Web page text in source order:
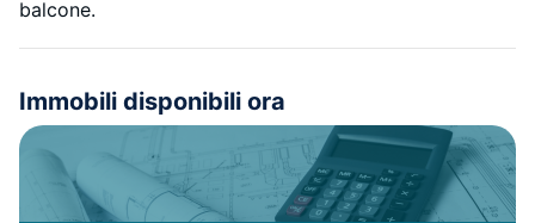
balcone.
Immobili disponibili ora